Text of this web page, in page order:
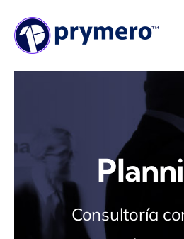
contenido
Consultoría